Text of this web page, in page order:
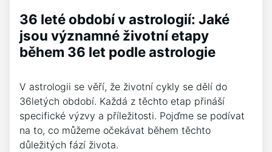
36 leté období v astrologií: Jaké
jsou významné životní etapy
během 36 let podle astrologie
V astrologii se věří, že životní cykly se dělí do
36letých období. Každá z těchto etap přináší
specifické výzvy a příležitosti. Pojďme se podívat
na to, co můžeme očekávat během těchto
důležitých fází života.